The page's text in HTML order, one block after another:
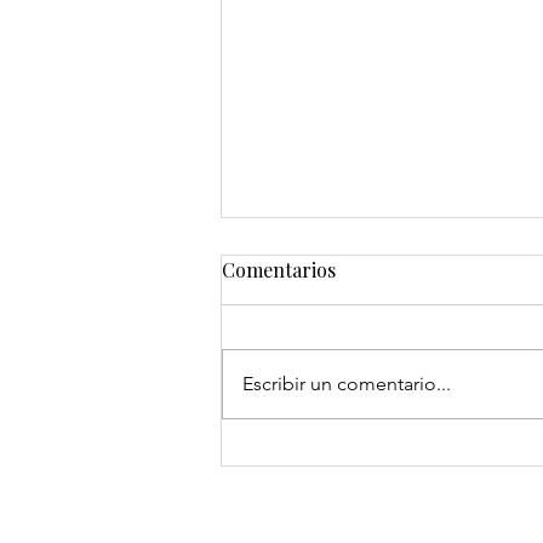
Celebrando Logros y
Comentarios
Escribir un comentario...